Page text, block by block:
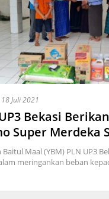
18 Juli 2021
Bekasi
RI ke
Baitul Maal (YBM) PLN UP3
meringankan beban